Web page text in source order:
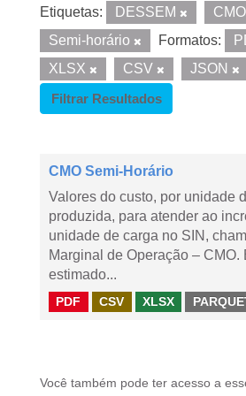
Etiquetas: DESSEM CMO
Semi-horário
Formatos:
XLSX
CSV
JSON
Filtrar Resultados
CMO Semi-Horário
Valores do custo, por unidade
produzida, para atender ao
unidade de carga no SIN,
Marginal de Operação – CMO.
estimado...
PDF CSV XLSX
Você também pode ter acesso a